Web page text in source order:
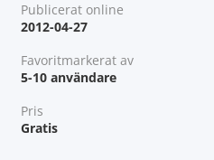
Publicerat online
2012-04-27
Favoritmarkerat av
5-10 användare
Pris
Gratis